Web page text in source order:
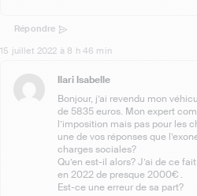
Répondre
15 juillet 2022 à 8 h 46 min
Ilari Isabelle
Bonjour, j’ai revendu mon
de 5835 euros. Mon expert
l’imposition mais pas pour les
une de vos réponses que
charges sociales?
Qu’en est-il alors? J’ai de ce
en 2022 de presque 2000€ .
Est-ce une erreur de sa part?